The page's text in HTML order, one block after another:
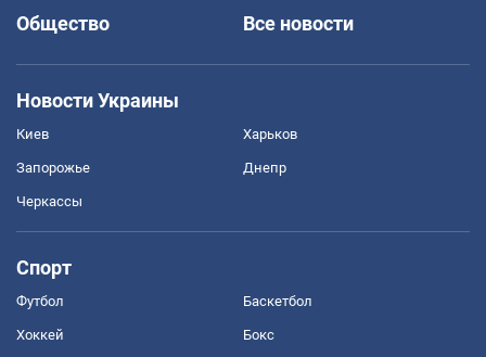
Общество
Все новости
Новости Украины
Киев Харьков
Запорожье Днепр
Черкассы
Спорт
Футбол Баскетбол
Хоккей Бокс